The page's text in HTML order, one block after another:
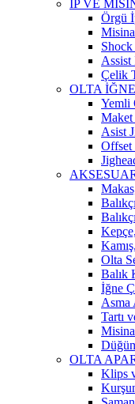
İP VE
Örgü
Assist
Çelik
OLTA
Yemli
Maket
Asist
Offset
Olta
Balık
İğne
Asma
Tartı
OLTA
Klips